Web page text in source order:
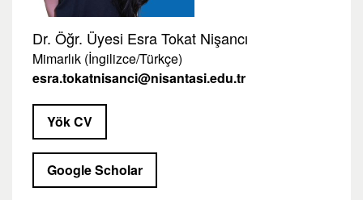
Dr. Öğr. Üyesi Esra Tokat Nişancı
Mimarlık (İngilizce/Türkçe)
esra.tokatnisanci@nisantasi.edu.tr
Yök CV
Google Scholar